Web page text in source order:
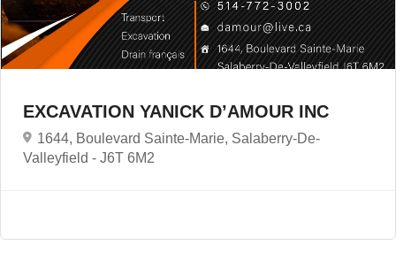
EXCAVATION YANICK D’AMOUR INC
1644, Boulevard Sainte-Marie, Salaberry-De-
Valleyfield - J6T 6M2